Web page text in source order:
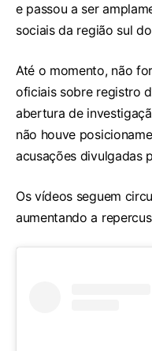
e passou a ser
sociais da região sul
Até o momento, não
oficiais sobre registro
abertura de
não houve
acusações divulgadas
Os vídeos seguem
aumentando a